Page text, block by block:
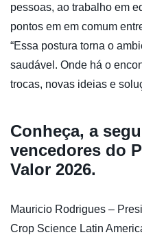
pessoas, ao trabalho em
pontos em em comum
“Essa postura torna o
saudável. Onde há o
trocas, novas ideias e
Conheça, a
vencedores do
Valor 2026.
Mauricio Rodrigues –
Crop Science Latin